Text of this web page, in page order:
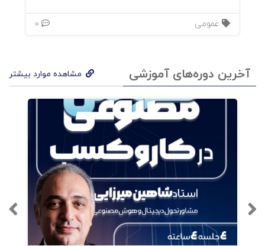
"اجرایی بودن" مباحثی است که به آن
قیمت‌گذاری به‌صورت یک کمیته‌ای،
تصمیم‌سازی شود. اما ترکیب این کمیته
چه کسانی هستند، در کتابهای متعدد کمتر
بحثی به میان آمده است. پس از این
تصمیم‌سازی، باید تصمیم‌گیرنده‌ی اصلی را
در صدر قرار دهیم. او کیست؟ یا چه کسانی
تصمیم‌گیرنده‌ی اصلی هستند.
عمومی
آخرین دوره‌های آموزشی مشاهده موارد بیشتر